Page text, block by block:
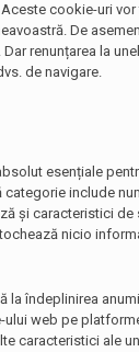
cookie-uri vor
De
renunțarea la
de navigare.
esențiale
include
și caracteristici de
nicio
la îndeplinirea
web pe
caracteristici ale